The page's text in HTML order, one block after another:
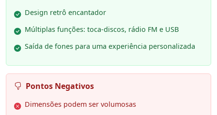
Design retrô encantador
Múltiplas funções: toca-discos, rádio FM e USB
Saída de fones para uma experiência personalizada
Pontos Negativos
Dimensões podem ser volumosas